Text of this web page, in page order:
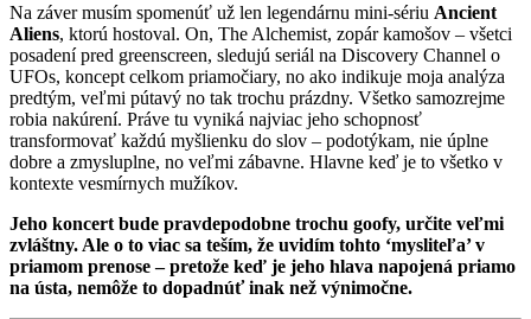
Na záver musím spomenúť už len legendárnu mini-sériu Ancient
Aliens, ktorú hostoval. On, The Alchemist, zopár kamošov – všetci
posadení pred greenscreen, sledujú seriál na Discovery Channel o
UFOs, koncept celkom priamočiary, no ako indikuje moja analýza
predtým, veľmi pútavý no tak trochu prázdny. Všetko samozrejme
robia nakúrení. Práve tu vyniká najviac jeho schopnosť
transformovať každú myšlienku do slov – podotýkam, nie úplne
dobre a zmysluplne, no veľmi zábavne. Hlavne keď je to všetko v
kontexte vesmírnych mužíkov.
Jeho koncert bude pravdepodobne trochu goofy, určite veľmi
zvláštny. Ale o to viac sa teším, že uvidím tohto ‘mysliteľa’ v
priamom prenose – pretože keď je jeho hlava napojená priamo
na ústa, nemôže to dopadnúť inak než výnimočne.